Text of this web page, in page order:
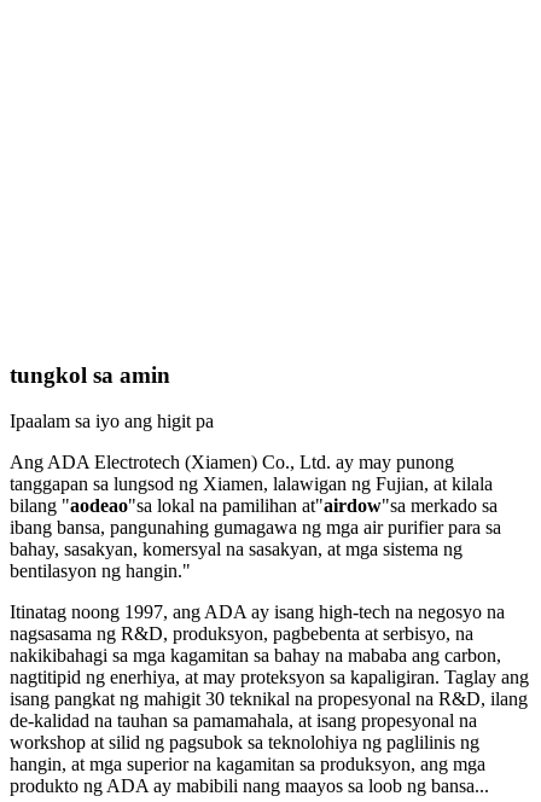
tungkol sa amin
Ipaalam sa iyo ang higit pa
Ang ADA Electrotech (Xiamen) Co., Ltd. ay may punong
tanggapan sa lungsod ng Xiamen, lalawigan ng Fujian, at kilala
bilang "aodeao"sa lokal na pamilihan at"airdow"sa merkado sa
ibang bansa, pangunahing gumagawa ng mga air purifier para sa
bahay, sasakyan, komersyal na sasakyan, at mga sistema ng
bentilasyon ng hangin."
Itinatag noong 1997, ang ADA ay isang high-tech na negosyo na
nagsasama ng R&D, produksyon, pagbebenta at serbisyo, na
nakikibahagi sa mga kagamitan sa bahay na mababa ang carbon,
nagtitipid ng enerhiya, at may proteksyon sa kapaligiran. Taglay ang
isang pangkat ng mahigit 30 teknikal na propesyonal na R&D, ilang
de-kalidad na tauhan sa pamamahala, at isang propesyonal na
workshop at silid ng pagsubok sa teknolohiya ng paglilinis ng
hangin, at mga superior na kagamitan sa produksyon, ang mga
produkto ng ADA ay mabibili nang maayos sa loob ng bansa...